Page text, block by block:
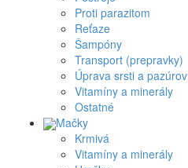
Proti parazitom
Reťaze
Šampóny
Transport (prepravky)
Úprava srsti a pazúrov
Vitamíny a minerály
Ostatné
Mačky
Krmivá
Vitamíny a minerály